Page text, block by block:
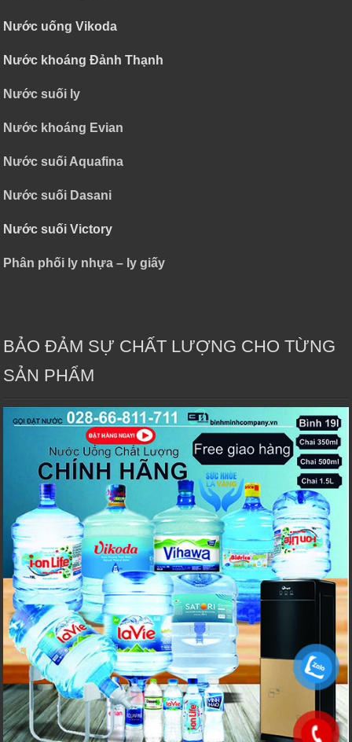
Nước uống Vikoda
Nước khoáng Đảnh Thạnh
Nước suối ly
Nước khoáng Evian
Nước suối Aquafina
Nước suối Dasani
Nước suối Victory
Phân phối ly nhựa – ly giấy
BẢO ĐẢM SỰ CHẤT LƯỢNG CHO TỪNG
SẢN PHẨM